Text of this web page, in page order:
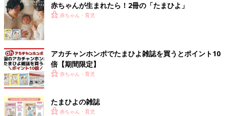
られることも…今回はそんな時のお話です。
子ども同士の約束
【子育てなめてまし
た日記#156】
赤ちゃんが生まれたら！2冊の「たまひよ」
赤ちゃん・育児
アカチャンホンポでたまひよ雑誌を買うとポイント10
倍【期間限定】
赤ちゃん・育児
たまひよの雑誌
赤ちゃん・育児